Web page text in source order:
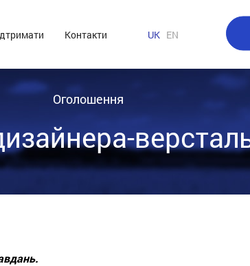
Контакти UK EN
Оголошення